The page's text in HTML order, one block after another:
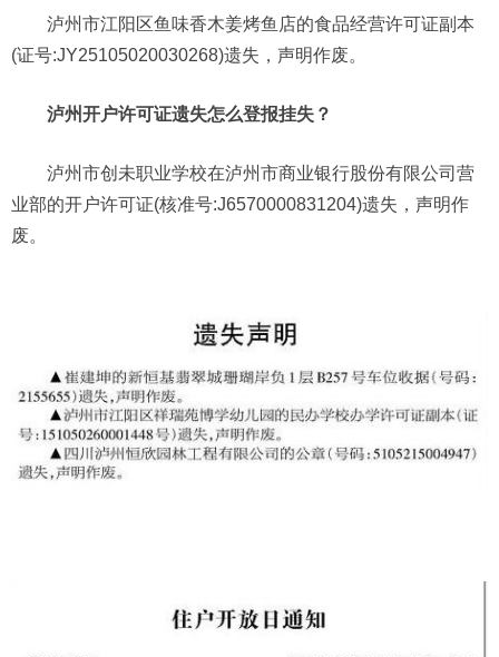
泸州市江阳区鱼味香木姜烤鱼店的食品经营许可证副本
(证号:JY25105020030268)遗失，声明作废。
泸州开户许可证遗失怎么登报挂失？
泸州市创未职业学校在泸州市商业银行股份有限公司营
业部的开户许可证(核准号:J6570000831204)遗失，声明作
废。